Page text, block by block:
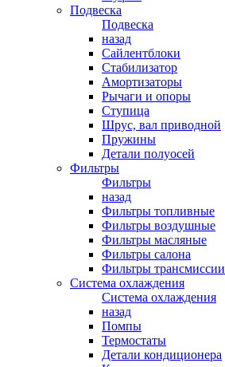
Подвеска
Подвеска
назад
Сайлентблоки
Стабилизатор
Амортизаторы
Рычаги и опоры
Ступица
Шрус, вал приводной
Пружины
Детали полуосей
Фильтры
Фильтры
назад
Фильтры топливные
Фильтры воздушные
Фильтры масляные
Фильтры салона
Фильтры трансмиссии
Система охлаждения
Система охлаждения
назад
Помпы
Термостаты
Детали кондиционера